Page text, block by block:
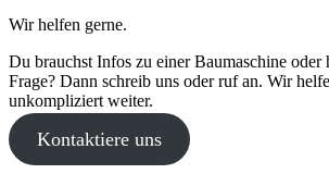
Wir helfen gerne.
Du brauchst Infos zu einer Baumaschine oder
Frage? Dann schreib uns oder ruf an. Wir
unkompliziert weiter.
Kontaktiere uns